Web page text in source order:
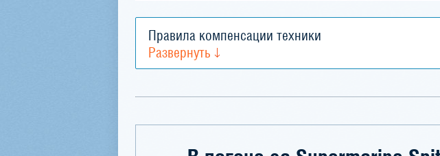
Правила компенсации техники
Развернуть